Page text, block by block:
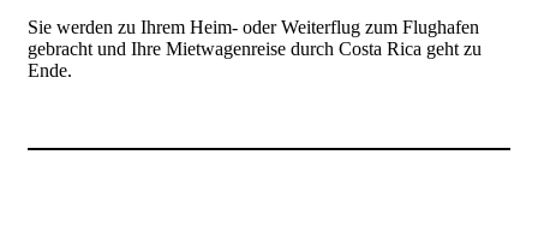
Sie werden zu Ihrem Heim- oder Weiterflug zum Flughafen
gebracht und Ihre Mietwagenreise durch Costa Rica geht zu
Ende.